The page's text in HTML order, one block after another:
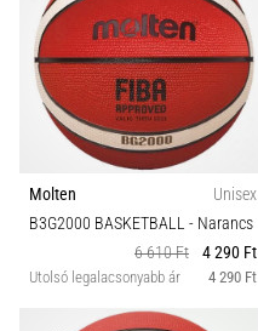
Molten
Unisex
B3G2000 BASKETBALL - Narancs
6 610 Ft
4 290 Ft
Utolsó legalacsonyabb ár 4 290 Ft